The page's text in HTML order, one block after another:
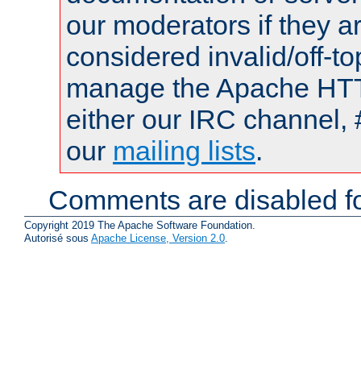
our moderators if they
considered invalid/off-
manage the Apache
either our IRC channel,
our mailing lists.
Comments are disabled
Copyright 2019 The Apache Software Foundation.
Autorisé sous Apache License, Version 2.0